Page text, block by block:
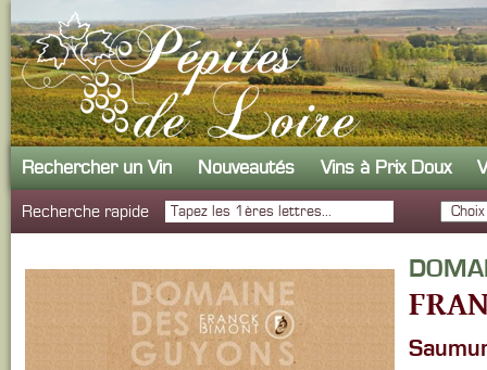
Rechercher un Vin Nouveautés Vins à Prix Doux
Recherche rapide